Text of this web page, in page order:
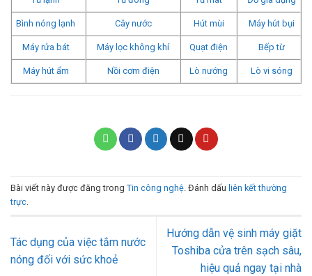
Bình nóng lạnh Cây nước Hút mùi Máy hút bụi
Máy rửa bát Máy lọc không khí Quạt điện Bếp từ
Máy hút ẩm Nồi cơm điện Lò nướng Lò vi sóng
Bài viết này được đăng trong Tin công nghệ. Đánh dấu liên kết thường
trực.
Tác dụng của việc tắm nước
nóng đối với sức khoẻ
Hướng dẫn vệ sinh máy giặt
Toshiba cửa trên sạch sâu,
hiệu quả ngay tại nhà